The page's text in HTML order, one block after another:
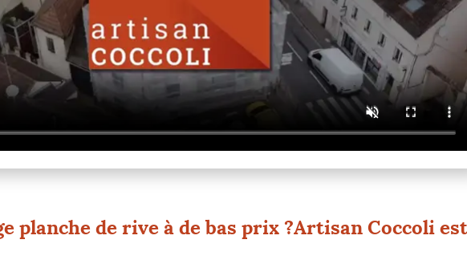
planche de rive à de bas prix ?Artisan Coccoli